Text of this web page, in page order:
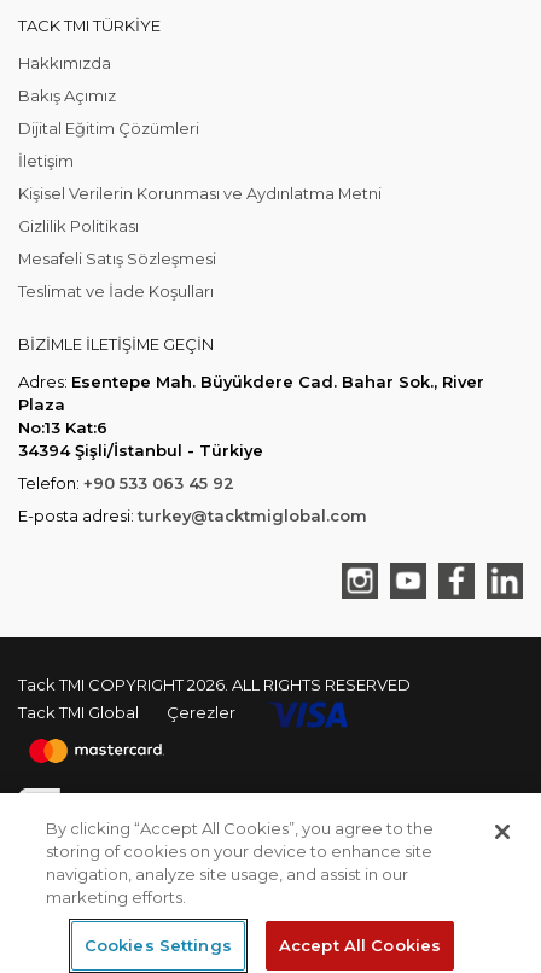
Korumalı Alışveriş
PCI-DSS Ödeme Güvenliği
TACK TMI TÜRKIYE
Hakkımızda
Bakış Açımız
Dijital Eğitim Çözümleri
İletişim
Kişisel Verilerin Korunması ve Aydınlatma Metni
Gizlilik Politikası
Mesafeli Satış Sözleşmesi
Teslimat ve İade Koşulları
BIZIMLE ILETIŞIME GEÇIN
Adres: Esentepe Mah. Büyükdere Cad. Bahar Sok., River
Plaza
No:13 Kat:6
34394 Şişli/İstanbul - Türkiye
Telefon: +90 533 063 45 92
E-posta adresi:turkey@tacktmiglobal.com
Tack TMI COPYRIGHT 2026. ALL RIGHTS RESERVED
Tack TMI Global
Çerezler
Burası denemeler yapmak amacıyla oluşturulmuş bir
Demo/Test sistemidir. — Sipariş işlemleri
yapmayın.Kapat
By clicking “Accept All Cookies”, you agree to the
storing of cookies on your device to enhance site
navigation, analyze site usage, and assist in our
marketing efforts.
Cookies Settings Accept All Cookies